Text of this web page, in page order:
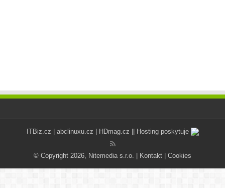
ITBiz.cz abclinuxu.cz HDmag.cz || Hosting poskytuje
© Copyright 2026, Nitemedia s.r.o. | Kontakt Cookies